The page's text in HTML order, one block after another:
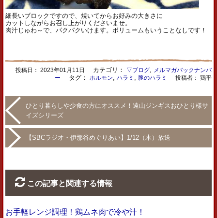
細長いブロックですので、焼いてからお好みの大きさに
カットしながらお召し上がりくださいませ。
肉汁じゅわ～で、パクパクいけます。ボリュームもいうことなしです！
投稿日： 2023年01月11日 カテゴリ： ▽ブログ, メルマガバックナンバ
ー タグ： ホルモン, ハラミ , 豚のハラミ 投稿者： 鶏平
ひとり暮らしや少食の方にオススメ！遠山ジンギスおひとり様サ
イズシリーズ
【SBCラジオ・伊那谷めぐりあい】1/12（木）放送
この記事と関連する情報
お手軽レンジ調理！鶏ムネ肉で冷や汁！